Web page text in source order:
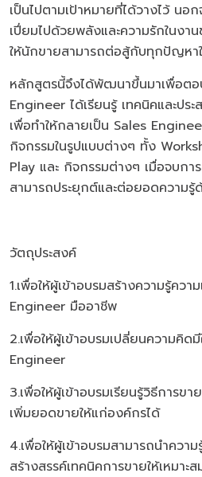
เป็นไปตามเป้าหมายที่ได้วางไว้ น
เปี่ยมไปด้วยพลังและความรักในงา
ให้นักขายสามารถต่อสู้กับทุกปัญหา
หลักสูตรนี้จึงได้พัฒนาขึ้นมาเพื่อตอ
Engineer ได้เรียนรู้ เทคนิคและปร
เพื่อทำให้กลายเป็น Sales
กิจกรรมในรูปแบบต่างๆ ทั้ง
Play และ กิจกรรมต่างๆ เมื่อจบกา
สามารถประยุกต์และต่อยอดความ
วัตถุประสงค์
1.เพื่อให้ผู้เข้าอบรมสร้างความรู้ควา
Engineer มืออาชีพ
2.เพื่อให้ผู้เข้าอบรมเปลี่ยนความคิด
Engineer
3.เพื่อให้ผู้เข้าอบรมเรียนรู้วิธีการข
เพิ่มยอดขายให้แก่องค์กรได้
4.เพื่อให้ผู้เข้าอบรมสามารถนำความ
สร้างสรรค์เทคนิคการขายให้เหมา